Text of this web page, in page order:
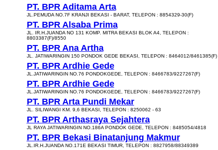
PT. BPR Aditama Arta
JL.PEMUDA NO.7F KRANJI BEKASI - BARAT, TELEPON : 8854329-30(F)
PT. BPR Alsaba Prima
JL. IR.H.JUANDA NO 131 KOMP. MITRA BEKASI BLOK A4, TELEPON :
8803387(F)/8550
PT. BPR Ana Artha
JL. JATIWARINGIN 150 PONDOK GEDE BEKASI, TELEPON : 8464012/8461385(F)
PT. BPR Ardhie Gede
JL.JATIWARINGIN NO.76 PONDOKGEDE, TELEPON : 8466783/9227267(F)
PT. BPR Ardhie Gede
JL.JATIWARINGIN NO.76 PONDOKGEDE, TELEPON : 8466783/9227267(F)
PT. BPR Arta Pundi Mekar
JL. SILIWANGI KM. 9,6 BEKASI, TELEPON : 8250062 - 63
PT. BPR Arthasraya Sejahtera
JL RAYA JATIWARINGIN NO.186A PONDOK GEDE, TELEPON : 8485054/4818
PT. BPR Bekasi Binatanjung Makmur
JL.IR.H.JUANDA NO.171E BEKASI TIMUR, TELEPON : 8827958/88349389